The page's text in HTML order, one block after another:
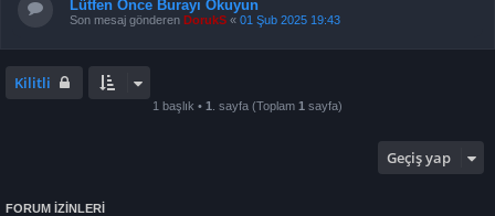
Lütfen Önce Burayı Okuyun
Son mesaj gönderen DorukS « 01 Şub 2025 19:43
Kilitli
1 başlık • 1 . sayfa (Toplam 1 sayfa)
Geçiş yap
FORUM IZINLERI